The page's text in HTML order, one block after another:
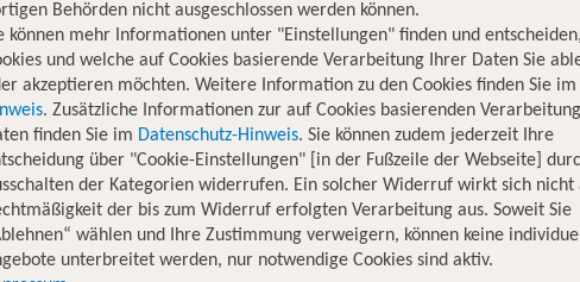
Hotelinformationen Lage Bewertungen
Behörden nicht ausgeschlossen werden können.
können mehr Informationen unter "Einstellungen" finden und
und welche auf Cookies basierende Verarbeitung Ihrer Daten Sie
akzeptieren möchten. Weitere Information zu den Cookies finden Sie im
. Zusätzliche Informationen zur auf Cookies basierenden
finden Sie im Datenschutz-Hinweis. Sie können zudem jederzeit Ihre
über "Cookie-Einstellungen" [in der Fußzeile der Webseite]
der Kategorien widerrufen. Ein solcher Widerruf wirkt sich nicht
der bis zum Widerruf erfolgten Verarbeitung aus. Soweit Sie
wählen und Ihre Zustimmung verweigern, können keine
unterbreitet werden, nur notwendige Cookies sind aktiv.